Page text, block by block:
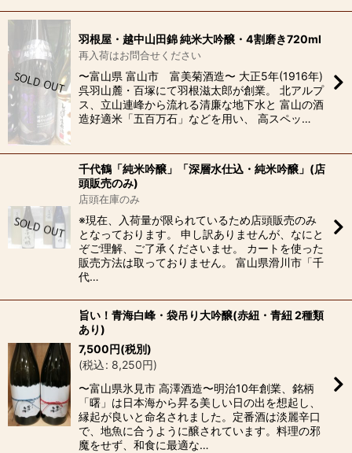
羽根屋・越中山田錦 純米大吟醸・4割磨き720ml
再入荷はお問合せください
〜富山県 富山市 富美菊酒造〜 大正5年(1916年)
呉羽山麓・百塚にて羽根滋太郎が創業。 北アルプ
ス、立山連峰から流れる清廉な地下水と 富山の酒
造好適米「五百万石」などを用い、 高スペッ…
千代鶴「純米吟醸」「深層水仕込・純米吟醸」(店
頭販売のみ)
店頭在庫のみ
※現在、入荷量が限られているため店頭販売のみ
となっております。 申し訳ありませんが、なにと
ぞご理解、ご了承くださいませ。 カートを使った
販売方法は取っておりません。 富山県滑川市「千
代…
旨い！青海白峰・袋吊り大吟醸(赤紐・青紐 2種類
あり)
7,500円(税別)
(税込: 8,250円)
〜富山県氷見市 高澤酒造〜明治10年創業、銘柄
「曙」は日本海から昇る美しい日の出を想起し、
縁起が良いと命名されました。定番酒は淡麗辛口
で、地魚に合うように醸されています。料理の邪
魔をせず、和食に最適な…